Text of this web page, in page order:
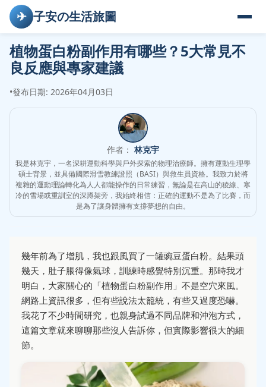
✈ 子安の生活旅圖
植物蛋白粉副作用有哪些？5大常見不
良反應與專家建議
•發布日期: 2026年04月03日
作者： 林克宇
我是林克宇，一名深耕運動科學與戶外探索的物理治療師。擁有運動生理學
碩士背景，並具備國際滑雪教練證照（BASI）與救生員資格。我致力於將
複雜的運動理論轉化為人人都能操作的日常練習，無論是在高山的稜線、寒
冷的雪場或重訓室的深蹲架旁，我始終相信：正確的運動不是為了比賽，而
是為了讓身體擁有支撐夢想的自由。
幾年前為了增肌，我也跟風買了一罐豌豆蛋白粉。結果頭
幾天，肚子脹得像氣球，訓練時感覺特別沉重。那時我才
明白，大家關心的「植物蛋白粉副作用」不是空穴來風。
網路上資訊很多，但有些說法太籠統，有些又過度恐嚇。
我花了不少時間研究，也親身試過不同品牌和沖泡方式，
這篇文章就來聊聊那些沒人告訴你，但實際影響很大的細
節。